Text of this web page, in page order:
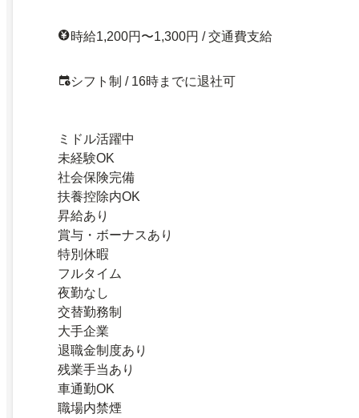
時給1,200円〜1,300円 / 交通費支給
シフト制 / 16時までに退社可
ミドル活躍中
未経験OK
社会保険完備
扶養控除内OK
昇給あり
賞与・ボーナスあり
特別休暇
フルタイム
夜勤なし
交替勤務制
大手企業
退職金制度あり
残業手当あり
車通勤OK
職場内禁煙